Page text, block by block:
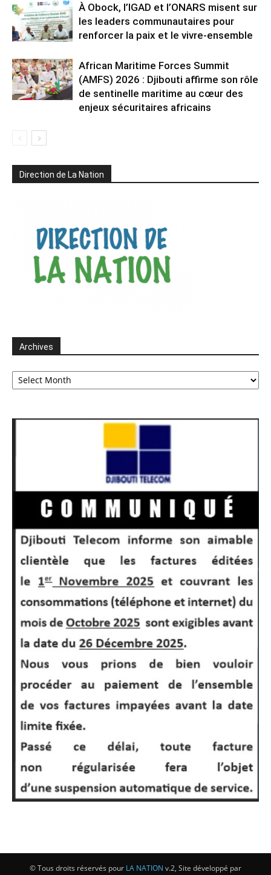
À Obock, l’IGAD et l’ONARS misent sur
les leaders communautaires pour
renforcer la paix et le vivre-ensemble
African Maritime Forces Summit
(AMFS) 2026 : Djibouti affirme son rôle
de sentinelle maritime au cœur des
enjeux sécuritaires africains
Direction de La Nation
Archives
Archives
© Tous droits réservés pour LA NATION v.2, Site développé par